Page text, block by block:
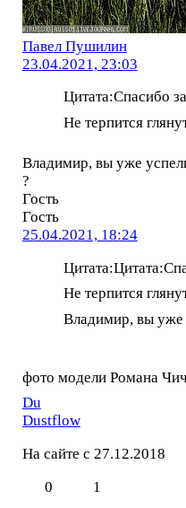
Павел Пушилин
23.04.2021, 23:03
Цитата:Спасибо
Не терпится
Владимир, вы уже
?
Гость
Гость
25.04.2021, 18:24
Не терпится
Владимир, вы уже
фото модели Романа
Du
Dustflow
На сайте с 27.12.2018
0
1